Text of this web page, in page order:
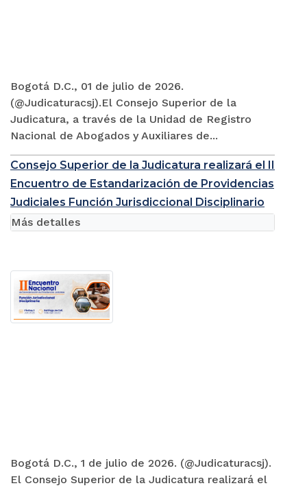
Bogotá D.C., 01 de julio de 2026.
(@Judicaturacsj).El Consejo Superior de la
Judicatura, a través de la Unidad de Registro
Nacional de Abogados y Auxiliares de...
Consejo Superior de la Judicatura realizará el II
Encuentro de Estandarización de Providencias
Judiciales Función Jurisdiccional Disciplinario
Bogotá D.C., 1 de julio de 2026. (@Judicaturacsj).
El Consejo Superior de la Judicatura realizará el
Más detalles